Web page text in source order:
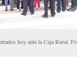
hoy ante la Caja Rural.